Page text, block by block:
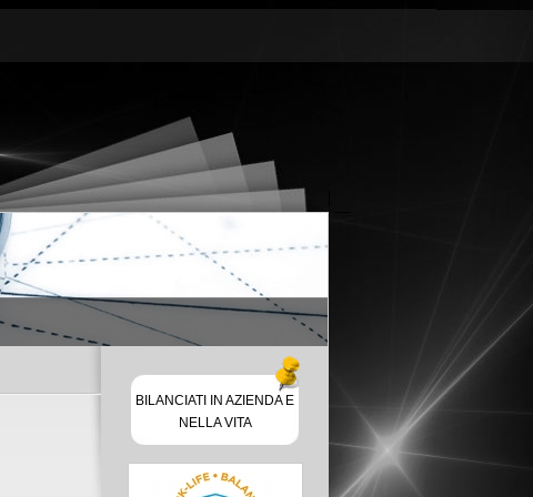
BILANCIATI IN AZIENDA E
NELLA VITA